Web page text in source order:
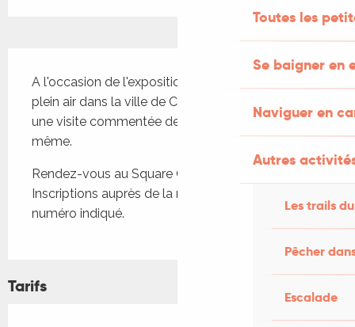
Toutes les
Se baigner en
Naviguer en
Autres
Les trails
Pêcher
Escalade
A l'occasion de l'exposition "D'une rive à l'autre" en
plein air dans la ville de Cahors, venez assister à
une visite commentée des œuvres par l'artiste lui-
même.
Rendez-vous au Square Olivier-de-Magny.
Inscriptions auprès de la maison du patrimoine au
numéro indiqué.
Tarifs